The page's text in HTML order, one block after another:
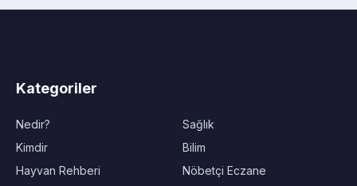
Kategoriler
Nedir?
Kimdir
Hayvan Rehberi
Sağlık
Bilim
Nöbetçi Eczane